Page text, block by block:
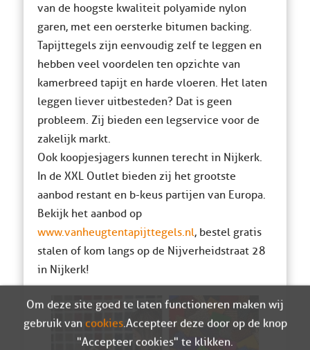
van de hoogste kwaliteit polyamide nylon
garen, met een oersterke bitumen backing.
Tapijttegels zijn eenvoudig zelf te leggen en
hebben veel voordelen ten opzichte van
kamerbreed tapijt en harde vloeren. Het laten
leggen liever uitbesteden? Dat is geen
probleem. Zij bieden een legservice voor de
zakelijk markt.
Ook koopjesjagers kunnen terecht in Nijkerk.
In de XXL Outlet bieden zij het grootste
aanbod restant en b-keus partijen van Europa.
Bekijk het aanbod op
www.vanheugtentapijttegels.nl, bestel gratis
stalen of kom langs op de Nijverheidstraat 28
in Nijkerk!
Om deze site goed te laten functioneren maken wij
gebruik van cookies. Accepteer deze door op de knop
"Accepteer cookies" te klikken.